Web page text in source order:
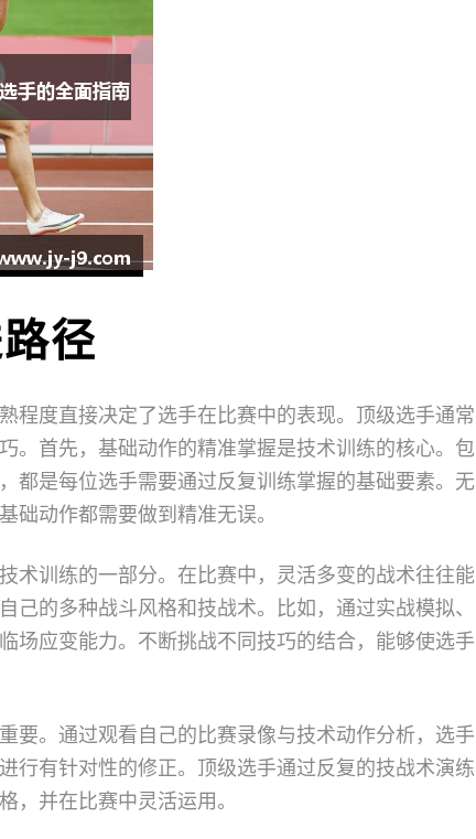
径
程度直接决定了选手在比赛中的表现。顶级选手通常
。首先，基础动作的精准掌握是技术训练的核心。包
都是每位选手需要通过反复训练掌握的基础要素。无
础动作都需要做到精准无误。
术训练的一部分。在比赛中，灵活多变的战术往往能
的多种战斗风格和技战术。比如，通过实战模拟、
场应变能力。不断挑战不同技巧的结合，能够使选手
要。通过观看自己的比赛录像与技术动作分析，选手
行有针对性的修正。顶级选手通过反复的技战术演练
，并在比赛中灵活运用。